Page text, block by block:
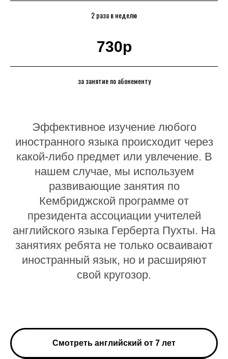
2 раза в неделю
730р
за занятие по абонементу
Эффективное изучение любого
иностранного языка происходит через
какой-либо предмет или увлечение. В
нашем случае, мы используем
развивающие занятия по
Кембриджской программе от
президента ассоциации учителей
английского языка Герберта Пухты. На
занятиях ребята не только осваивают
иностранный язык, но и расширяют
свой кругозор.
Смотреть английский от 7 лет